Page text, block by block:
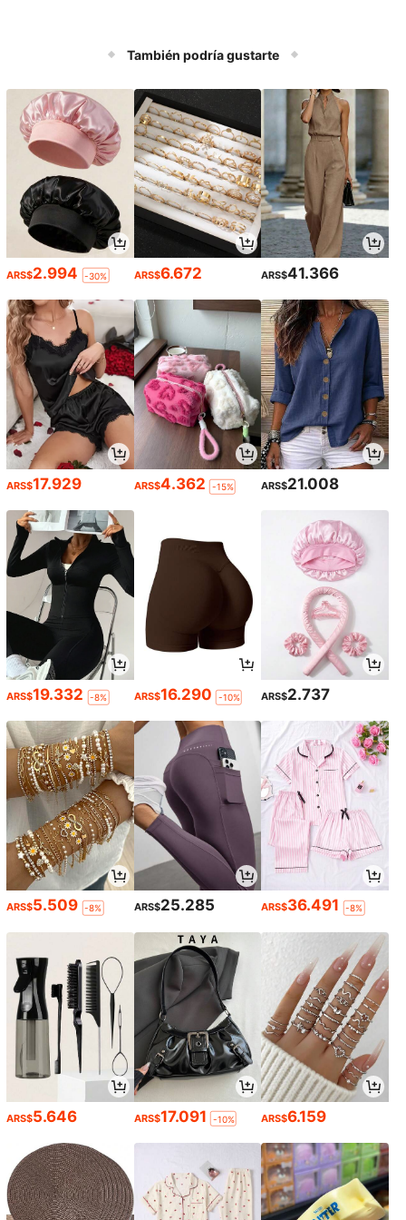
También podría gustarte
ARS$2.994 -30% ARS$6.672 ARS$41.366
ARS$17.929 ARS$4.362 -15% ARS$21.008
ARS$19.332 -8% ARS$16.290 -10% ARS$2.737
ARS$5.509 -8% ARS$25.285 ARS$36.491 -8%
ARS$5.646 ARS$17.091 -10% ARS$6.159